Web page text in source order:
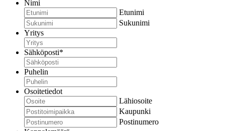
Nimi
Etunimi
Sukunimi
Yritys
Sähköposti*
Puhelin
Osoitetiedot
Lähiosoite
Kaupunki
Postinumero